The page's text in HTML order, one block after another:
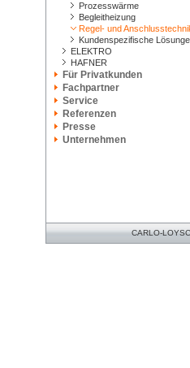
Prozesswärme
Begleitheizung
Regel- und
Kundenspezifische
ELEKTRO
HAFNER
Für Privatkunden
Fachpartner
Service
Referenzen
Presse
Unternehmen
CARLO-